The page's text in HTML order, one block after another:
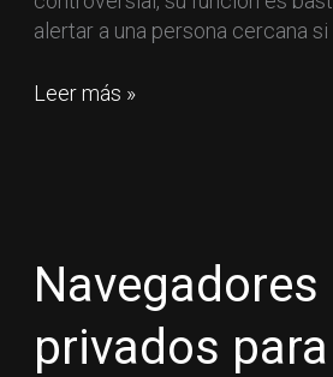
alertar a una persona cercana si
Leer más »
Navegadores
privados
para
iPhone
sí